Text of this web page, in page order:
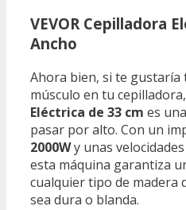
VEVOR Cepilladora
Ancho
Ahora bien, si te gustaría
músculo en tu
Eléctrica de 33 cm es
pasar por alto. Con un
2000Wy unas
esta máquina garantiza
cualquier tipo de madera
sea dura o blanda.